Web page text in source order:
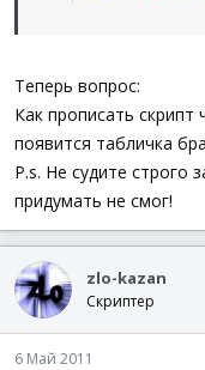
Теперь вопрос:
Как прописать
появится табличка
P.s. Не судите строго
придумать не смог!
zlo-kazan
Скриптер
6 Май 2011